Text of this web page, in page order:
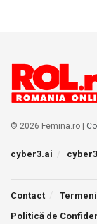
© 2026 Femina.ro |
cyber3.ai
Contact
Politică de